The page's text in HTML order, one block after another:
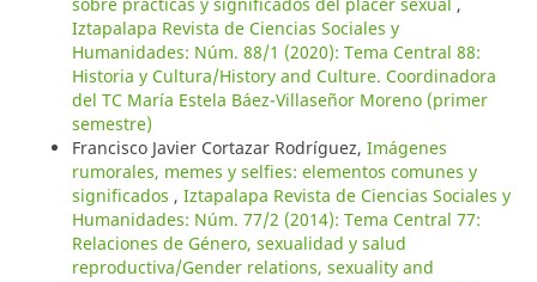
Iztapalapa Revista de Ciencias Sociales y
Humanidades: Núm. 88/1 (2020): Tema Central 88:
Historia y Cultura/History and Culture. Coordinadora
del TC María Estela Báez-Villaseñor Moreno (primer
semestre)
Francisco Javier Cortazar Rodríguez, Imágenes
rumorales, memes y selfies: elementos comunes y
significados , Iztapalapa Revista de Ciencias Sociales y
Humanidades: Núm. 77/2 (2014): Tema Central 77:
Relaciones de Género, sexualidad y salud
reproductiva/Gender relations, sexuality and